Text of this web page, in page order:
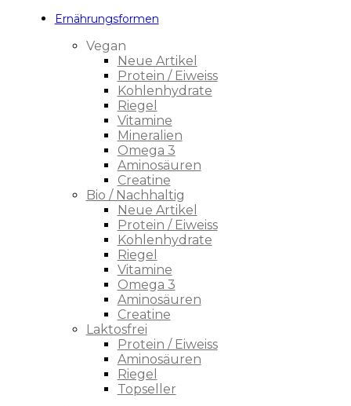
Ernährungsformen
Vegan
Neue Artikel
Protein / Eiweiss
Kohlenhydrate
Riegel
Vitamine
Mineralien
Omega 3
Aminosäuren
Creatine
Bio / Nachhaltig
Neue Artikel
Protein / Eiweiss
Kohlenhydrate
Riegel
Vitamine
Omega 3
Aminosäuren
Creatine
Laktosfrei
Protein / Eiweiss
Aminosäuren
Riegel
Topseller